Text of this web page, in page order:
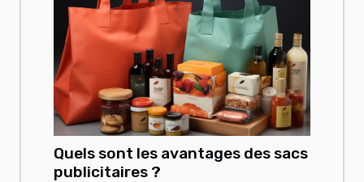
Quels sont les avantages des sacs
publicitaires ?